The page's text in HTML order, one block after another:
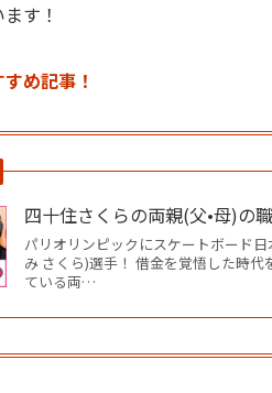
す！
め記事！
四十住さくらの両親(父•母)の
パリオリンピックにスケートボード
み さくら)選手！ 借金を覚悟した時
ている両…